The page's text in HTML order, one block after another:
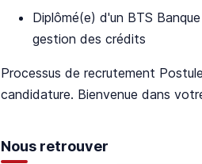
Diplômé(e) d'un BTS
gestion des crédits
Processus de recrutement
candidature. Bienvenue dans
Nous retrouver